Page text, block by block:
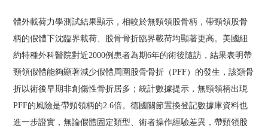
體外載荷力學測試結果顯示，相較於無頸領股骨柄，帶頸領股骨
柄的假體下沈臨界載荷、股骨骨折臨界載荷均顯著更高。美國紐
約特種外科醫院對近2000例患者為期6年的術後隨訪，結果表明帶
頸領假體能夠顯著減少假體周圍股骨骨折（PFF）的發生，該類骨
折以術後早期非創傷性骨折居多；統計數據提示，無頸領柄出現
PFF的風險是帶頸領柄的2.6倍。德國關節置換登記數據庫資料也
進一步證實，無論假體固定類型、術者操作經驗差異，帶頸領股